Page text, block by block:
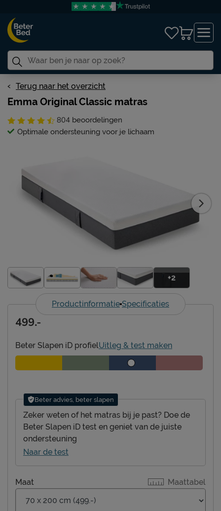
Terug naar het overzicht
Emma Original Classic matras
804 beoordelingen
Optimale ondersteuning voor je lichaam
+2
Productinformatie Specificaties
Beter Slapen iD profielUitleg & test maken
Beter advies, beter slapen
Zeker weten of het matras bij je past? Doe de
Beter Slapen iD test en geniet van de juiste
ondersteuning
Naar de test
Maattabel
Maat
499.-